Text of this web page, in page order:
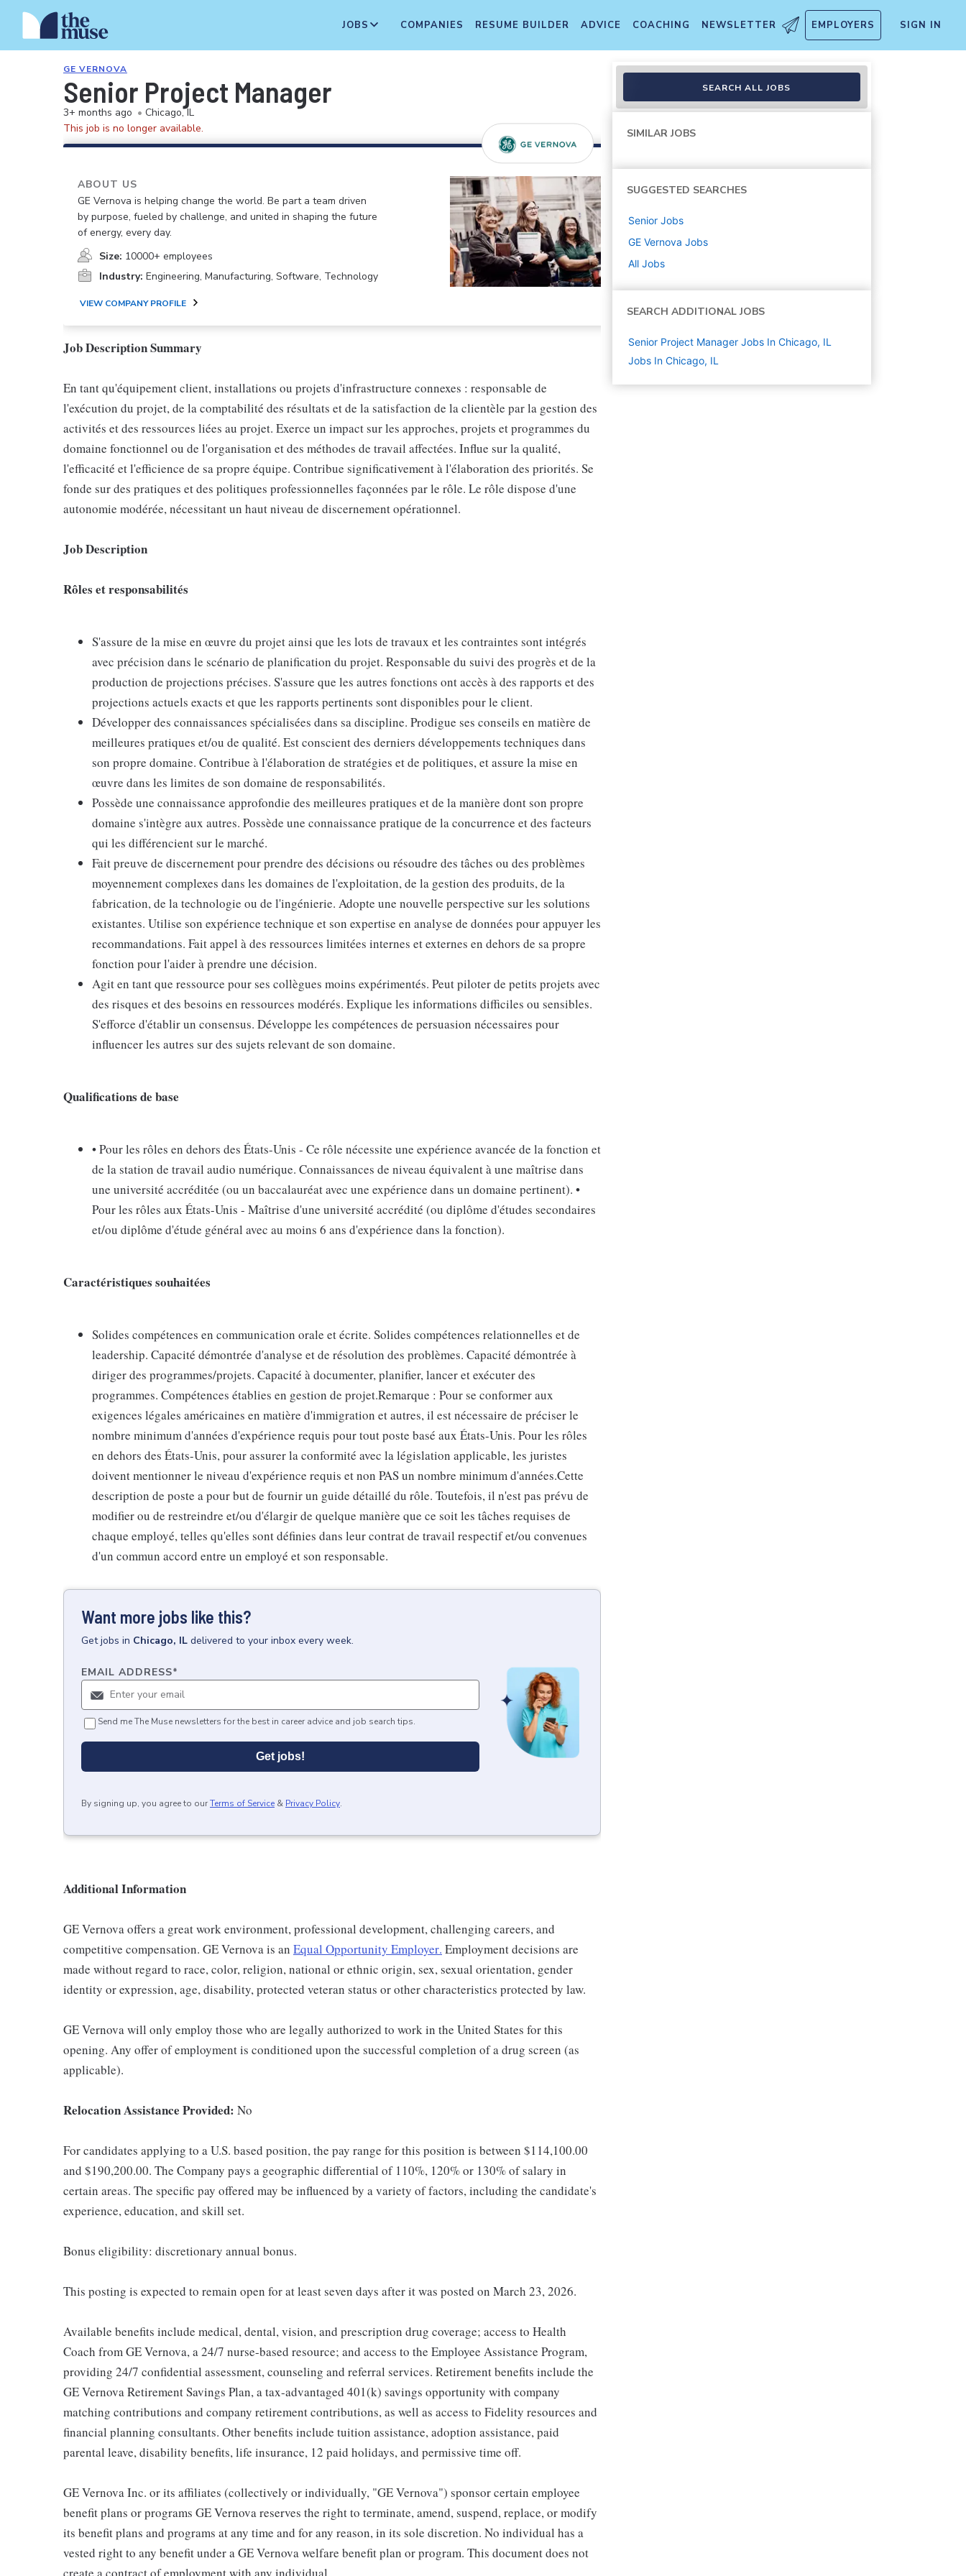
JOBS COMPANIES RESUME BUILDER ADVICE COACHING NEWSLETTER EMPLOYERS SIGN IN
GE VERNOVA
Senior Project Manager
3+ months ago • Chicago, IL
This job is no longer available.
ABOUT US
GE Vernova is helping change the world. Be part a team driven
by purpose, fueled by challenge, and united in shaping the future
of energy, every day.
Size: 10000+ employees
Industry: Engineering, Manufacturing, Software, Technology
VIEW COMPANY PROFILE
Job Description Summary
En tant qu'équipement client, installations ou projets d'infrastructure connexes : responsable de
l'exécution du projet, de la comptabilité des résultats et de la satisfaction de la clientèle par la gestion des
activités et des ressources liées au projet. Exerce un impact sur les approches, projets et programmes du
domaine fonctionnel ou de l'organisation et des méthodes de travail affectées. Influe sur la qualité,
l'efficacité et l'efficience de sa propre équipe. Contribue significativement à l'élaboration des priorités. Se
fonde sur des pratiques et des politiques professionnelles façonnées par le rôle. Le rôle dispose d'une
autonomie modérée, nécessitant un haut niveau de discernement opérationnel.
Job Description
Rôles et responsabilités
S'assure de la mise en œuvre du projet ainsi que les lots de travaux et les contraintes sont intégrés
avec précision dans le scénario de planification du projet. Responsable du suivi des progrès et de la
production de projections précises. S'assure que les autres fonctions ont accès à des rapports et des
projections actuels exacts et que les rapports pertinents sont disponibles pour le client.
Développer des connaissances spécialisées dans sa discipline. Prodigue ses conseils en matière de
meilleures pratiques et/ou de qualité. Est conscient des derniers développements techniques dans
son propre domaine. Contribue à l'élaboration de stratégies et de politiques, et assure la mise en
œuvre dans les limites de son domaine de responsabilités.
Possède une connaissance approfondie des meilleures pratiques et de la manière dont son propre
domaine s'intègre aux autres. Possède une connaissance pratique de la concurrence et des facteurs
qui les différencient sur le marché.
Fait preuve de discernement pour prendre des décisions ou résoudre des tâches ou des problèmes
moyennement complexes dans les domaines de l'exploitation, de la gestion des produits, de la
fabrication, de la technologie ou de l'ingénierie. Adopte une nouvelle perspective sur les solutions
existantes. Utilise son expérience technique et son expertise en analyse de données pour appuyer les
recommandations. Fait appel à des ressources limitées internes et externes en dehors de sa propre
fonction pour l'aider à prendre une décision.
Agit en tant que ressource pour ses collègues moins expérimentés. Peut piloter de petits projets avec
des risques et des besoins en ressources modérés. Explique les informations difficiles ou sensibles.
S'efforce d'établir un consensus. Développe les compétences de persuasion nécessaires pour
influencer les autres sur des sujets relevant de son domaine.
Qualifications de base
• Pour les rôles en dehors des États-Unis - Ce rôle nécessite une expérience avancée de la fonction et
de la station de travail audio numérique. Connaissances de niveau équivalent à une maîtrise dans
une université accréditée (ou un baccalauréat avec une expérience dans un domaine pertinent). •
Pour les rôles aux États-Unis - Maîtrise d'une université accrédité (ou diplôme d'études secondaires
et/ou diplôme d'étude général avec au moins 6 ans d'expérience dans la fonction).
Caractéristiques souhaitées
Solides compétences en communication orale et écrite. Solides compétences relationnelles et de
leadership. Capacité démontrée d'analyse et de résolution des problèmes. Capacité démontrée à
diriger des programmes/projets. Capacité à documenter, planifier, lancer et exécuter des
programmes. Compétences établies en gestion de projet.Remarque : Pour se conformer aux
exigences légales américaines en matière d'immigration et autres, il est nécessaire de préciser le
nombre minimum d'années d'expérience requis pour tout poste basé aux États-Unis. Pour les rôles
en dehors des États-Unis, pour assurer la conformité avec la législation applicable, les juristes
doivent mentionner le niveau d'expérience requis et non PAS un nombre minimum d'années.Cette
description de poste a pour but de fournir un guide détaillé du rôle. Toutefois, il n'est pas prévu de
modifier ou de restreindre et/ou d'élargir de quelque manière que ce soit les tâches requises de
chaque employé, telles qu'elles sont définies dans leur contrat de travail respectif et/ou convenues
d'un commun accord entre un employé et son responsable.
Want more jobs like this?
Getjobs in Chicago, IL delivered to your inbox every week.
EMAIL ADDRESS*
Send me The Muse newsletters for the best in career advice and job search tips.
Get jobs!
By signing up, you agree to ourTerms of Service & Privacy Policy.
Additional Information
GE Vernova offers a great work environment, professional development, challenging careers, and
competitive compensation. GE Vernova is an Equal Opportunity Employer. Employment decisions are
made without regard to race, color, religion, national or ethnic origin, sex, sexual orientation, gender
identity or expression, age, disability, protected veteran status or other characteristics protected by law.
GE Vernova will only employ those who are legally authorized to work in the United States for this
opening. Any offer of employment is conditioned upon the successful completion of a drug screen (as
applicable).
Relocation Assistance Provided: No
For candidates applying to a U.S. based position, the pay range for this position is between $114,100.00
and $190,200.00. The Company pays a geographic differential of 110%, 120% or 130% of salary in
certain areas. The specific pay offered may be influenced by a variety of factors, including the candidate's
experience, education, and skill set.
Bonus eligibility: discretionary annual bonus.
This posting is expected to remain open for at least seven days after it was posted on March 23, 2026.
Available benefits include medical, dental, vision, and prescription drug coverage; access to Health
Coach from GE Vernova, a 24/7 nurse-based resource; and access to the Employee Assistance Program,
providing 24/7 confidential assessment, counseling and referral services. Retirement benefits include the
GE Vernova Retirement Savings Plan, a tax-advantaged 401(k) savings opportunity with company
matching contributions and company retirement contributions, as well as access to Fidelity resources and
financial planning consultants. Other benefits include tuition assistance, adoption assistance, paid
parental leave, disability benefits, life insurance, 12 paid holidays, and permissive time off.
GE Vernova Inc. or its affiliates (collectively or individually, "GE Vernova") sponsor certain employee
benefit plans or programs GE Vernova reserves the right to terminate, amend, suspend, replace, or modify
its benefit plans and programs at any time and for any reason, in its sole discretion. No individual has a
vested right to any benefit under a GE Vernova welfare benefit plan or program. This document does not
SEARCH ALL JOBS
SIMILAR JOBS
SUGGESTED SEARCHES
Senior Jobs
GE Vernova Jobs
All Jobs
SEARCH ADDITIONAL JOBS
Senior Project Manager Jobs In Chicago, IL
Jobs In Chicago, IL